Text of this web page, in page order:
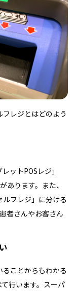
レジとはどのよう
ットPOSレジ」
あります。また、
フレジ」に分ける
者さんやお客さん
ことからもわかる
行います。スーパ